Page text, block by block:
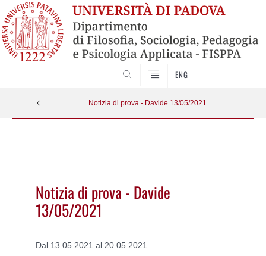
ENG
Notizia di prova - Davide 13/05/2021
Notizia di prova - Davide
13/05/2021
Dal 13.05.2021 al 20.05.2021